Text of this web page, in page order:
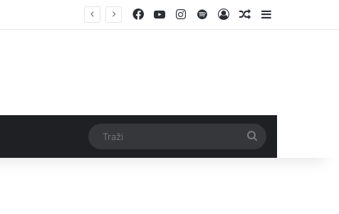
Facebook
YouTubeInstagram
SpotifyLog InRandom Article
Sidebar